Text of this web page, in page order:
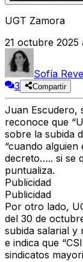
UGT Zamora
21 octubre 2025
Sofía
3
Compartir
Juan Escudero,
reconoce que
sobre la subida
“cuando alguien
decreto….. si se
puntualiza.
Publicidad
Publicidad
Por otro lado,
del 30 de
subida salarial y
e indica que
sindicatos